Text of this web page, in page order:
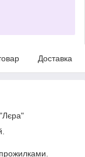
Доставка